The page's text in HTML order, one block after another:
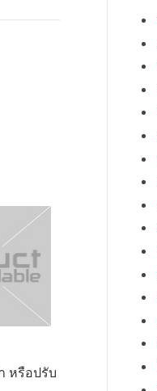
หรือปรับ